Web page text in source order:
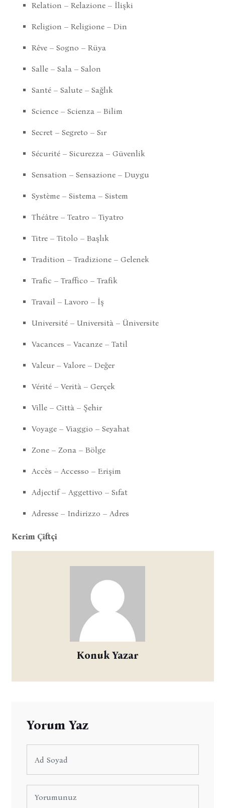
Relation – Relazione – İlişki
Religion – Religione – Din
Rêve – Sogno – Rüya
Salle – Sala – Salon
Santé – Salute – Sağlık
Science – Scienza – Bilim
Secret – Segreto – Sır
Sécurité – Sicurezza – Güvenlik
Sensation – Sensazione – Duygu
Système – Sistema – Sistem
Théâtre – Teatro – Tiyatro
Titre – Titolo – Başlık
Tradition – Tradizione – Gelenek
Trafic – Traffico – Trafik
Travail – Lavoro – İş
Université – Università – Üniversite
Vacances – Vacanze – Tatil
Valeur – Valore – Değer
Vérité – Verità – Gerçek
Ville – Città – Şehir
Voyage – Viaggio – Seyahat
Zone – Zona – Bölge
Accès – Accesso – Erişim
Adjectif – Aggettivo – Sıfat
Adresse – Indirizzo – Adres
Kerim Çiftçi
Konuk Yazar
Yorum Yaz